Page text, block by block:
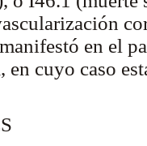
en el
en cuyo caso